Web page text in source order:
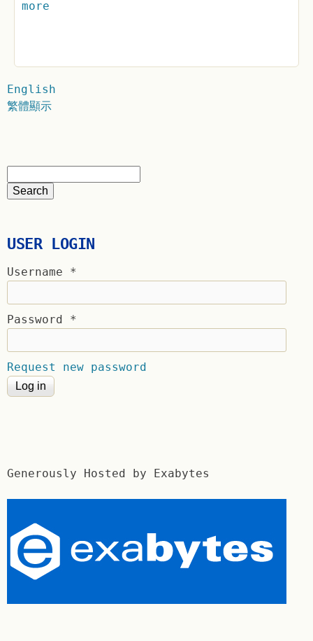
more
English
繁體顯示
USER LOGIN
Username *
Password *
Request new password
Generously Hosted by Exabytes